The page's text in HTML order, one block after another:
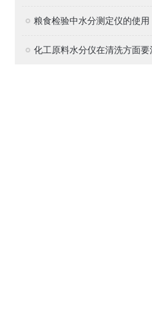
粮食检验中水分测定仪的使用
化工原料水分仪在清洗方面要